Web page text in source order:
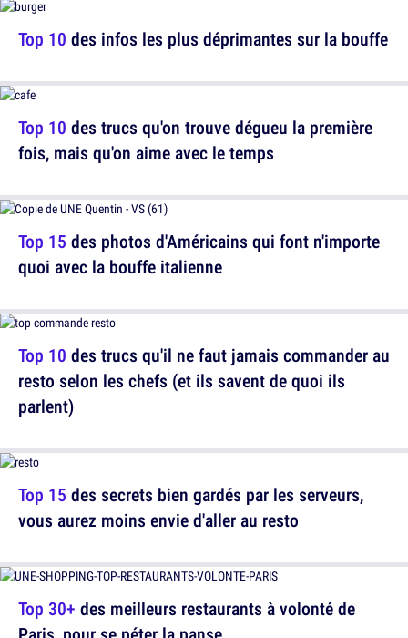
Top 10 des trucs qu'on trouve dégueu la première
fois, mais qu'on aime avec le temps
Top 10 des trucs qu'il ne faut jamais commander au
resto selon les chefs (et ils savent de quoi ils
parlent)
Top 30+ des meilleurs restaurants à volonté de
Top 10 des infos les plus déprimantes sur la bouffe
Top 15 des photos d'Américains qui font n'importe
quoi avec la bouffe italienne
Top 15 des secrets bien gardés par les serveurs,
vous aurez moins envie d'aller au resto